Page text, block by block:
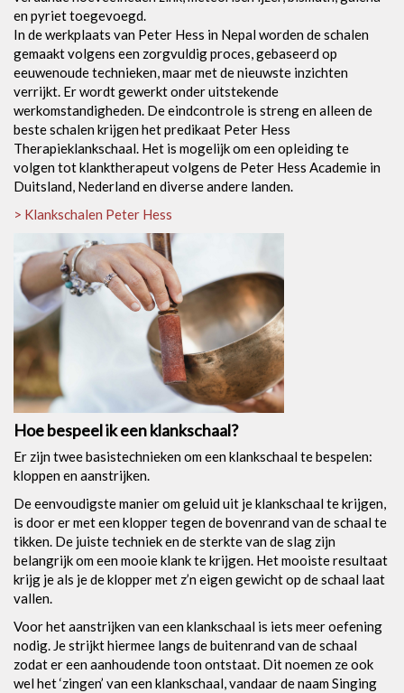
en pyriet toegevoegd.
In de werkplaats van Peter Hess in Nepal worden de schalen
gemaakt volgens een zorgvuldig proces, gebaseerd op
eeuwenoude technieken, maar met de nieuwste inzichten
verrijkt. Er wordt gewerkt onder uitstekende
werkomstandigheden. De eindcontrole is streng en alleen de
beste schalen krijgen het predikaat Peter Hess
Therapieklankschaal. Het is mogelijk om een opleiding te
volgen tot klanktherapeut volgens de Peter Hess Academie in
Duitsland, Nederland en diverse andere landen.
> Klankschalen Peter Hess
Hoe bespeel ik een klankschaal?
Er zijn twee basistechnieken om een klankschaal te bespelen:
kloppen en aanstrijken.
De eenvoudigste manier om geluid uit je klankschaal te krijgen,
is door er met een klopper tegen de bovenrand van de schaal te
tikken. De juiste techniek en de sterkte van de slag zijn
belangrijk om een mooie klank te krijgen. Het mooiste resultaat
krijg je als je de klopper met z’n eigen gewicht op de schaal laat
vallen.
Voor het aanstrijken van een klankschaal is iets meer oefening
nodig. Je strijkt hiermee langs de buitenrand van de schaal
zodat er een aanhoudende toon ontstaat. Dit noemen ze ook
wel het ‘zingen’ van een klankschaal, vandaar de naam Singing